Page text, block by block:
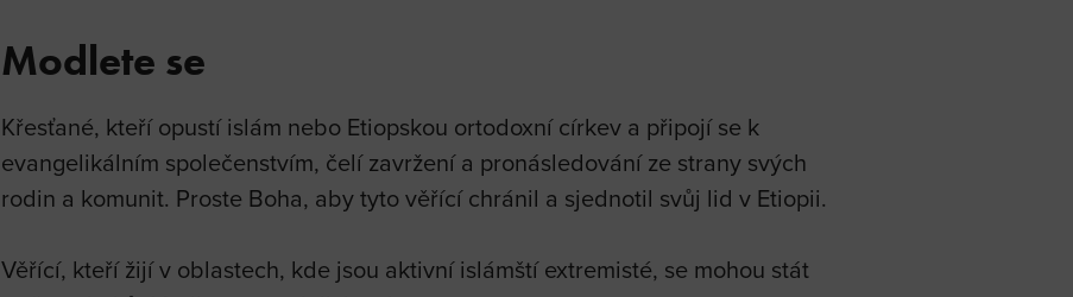
Modlete se
Křesťané, kteří opustí islám nebo Etiopskou ortodoxní církev a připojí se k
evangelikálním společenstvím, čelí zavržení a pronásledování ze strany svých
rodin a komunit. Proste Boha, aby tyto věřící chránil a sjednotil svůj lid v Etiopii.
Věřící, kteří žijí v oblastech, kde jsou aktivní islámští extremisté, se mohou stát